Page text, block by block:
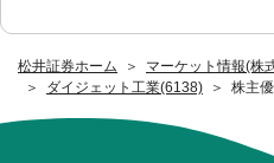
松井証券ホーム
マーケット情報(株
ダイジェット工業(6138)
株主